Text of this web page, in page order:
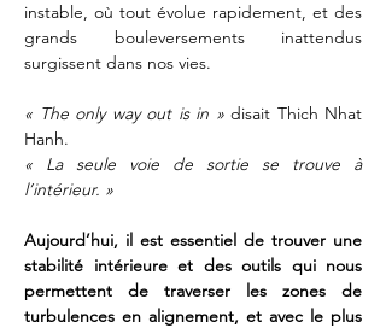
instable, où tout évolue rapidement, et des
grands bouleversements inattendus
surgissent dans nos vies.
« The only way out is in » disait Thich Nhat
Hanh.
« La seule voie de sortie se trouve à
l’intérieur. »
Aujourd’hui, il est essentiel de trouver une
stabilité intérieure et des outils qui nous
permettent de traverser les zones de
turbulences en alignement, et avec le plus